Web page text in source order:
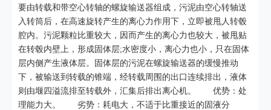
要由转载和带空心转轴的螺旋输送器组成，污泥由空心转轴送
入转筒后，在高速旋转产生的离心力作用下，立即被甩人转毂
腔内。污泥颗粒比重较大，因而产生的离心力也较大，被甩贴
在转毂内壁上，形成固体层;水密度小，离心力也小，只在固体
层内侧产生液体层。固体层的污泥在螺旋输送器的缓慢推动
下，被输送到转载的锥端，经转载周围的出口连续排出，液体
则由堰四溢流排至转载外，汇集后排出离心机。 优势：处
理能力大。 劣势：耗电大，不适于比重接近的固液分